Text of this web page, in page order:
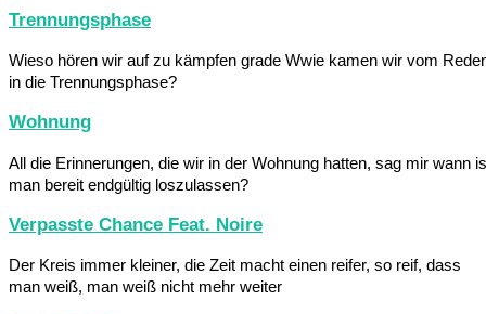
Trennungsphase
Wieso hören wir auf zu kämpfen grade Wwie kamen wir vom
in die Trennungsphase?
Wohnung
All die Erinnerungen, die wir in der Wohnung hatten, sag mir wann
man bereit endgültig loszulassen?
Verpasste Chance Feat. Noire
Der Kreis immer kleiner, die Zeit macht einen reifer, so reif, dass
man weiß, man weiß nicht mehr weiter